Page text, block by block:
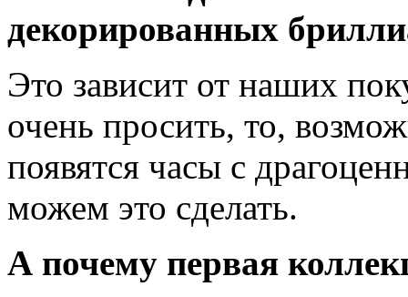
декорированных
Это зависит от наших
очень просить, то,
появятся часы с
можем это сделать.
А почему первая